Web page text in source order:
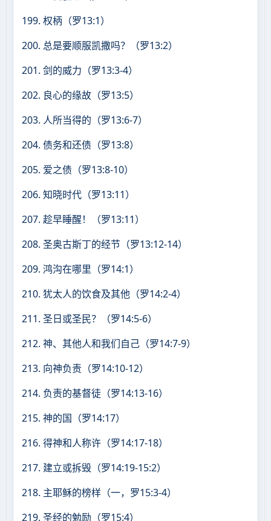
199. 权柄（罗13:1）
200. 总是要顺服凯撒吗？（罗13:2）
201. 剑的威力（罗13:3-4）
202. 良心的缘故（罗13:5）
203. 人所当得的（罗13:6-7）
204. 债务和还债（罗13:8）
205. 爱之债（罗13:8-10）
206. 知晓时代（罗13:11）
207. 趁早睡醒！（罗13:11）
208. 圣奥古斯丁的经节（罗13:12-14）
209. 鸿沟在哪里（罗14:1）
210. 犹太人的饮食及其他（罗14:2-4）
211. 圣日或圣民？（罗14:5-6）
212. 神、其他人和我们自己（罗14:7-9）
213. 向神负责（罗14:10-12）
214. 负责的基督徒（罗14:13-16）
215. 神的国（罗14:17）
216. 得神和人称许（罗14:17-18）
217. 建立或拆毁（罗14:19-15:2）
218. 主耶稣的榜样（一，罗15:3-4）
219. 圣经的勉励（罗15:4）